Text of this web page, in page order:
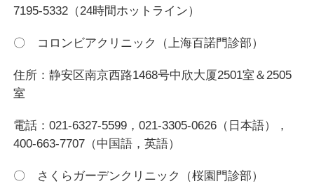
7195-5332（24時間ホットライン）
〇 コロンビアクリニック（上海百諾門診部）
住所：静安区南京西路1468号中欣大厦2501室＆2505
室
電話：021-6327-5599，021-3305-0626（日本語），
400-663-7707（中国語，英語）
〇 さくらガーデンクリニック（桜園門診部）